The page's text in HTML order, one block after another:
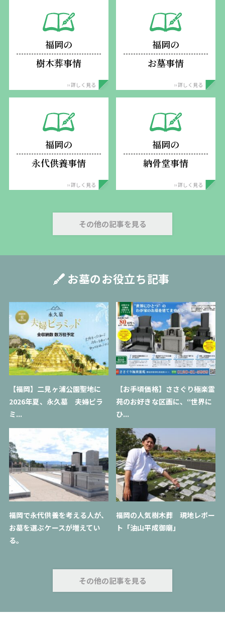
して生じる一切の損害について、弊社は、何ら責任を負うものではあ
りません。
第６条【契約解除】
１．弊社は、利用者が本規約に反する行為をした場合、即時にサービ
スを停止することができます。
第８条【管轄裁判所】
万が一裁判所での争いとなったときは、福岡地方裁判所を第一審の専
属管轄裁判所とします。
第９条【特例】
１．本規約に基づき、特別の規定が別途定められている場合がありま
す。
った場合は、各サービスの説明ページに記載してある規定を適用しま
に掲げる場合はこの限りではありません。
いの全部または一部を第三者に委託するまたは第三者と連携して行う
場合
2． 合併その他の事由による事業の承継に伴って個人情報が提供さ
れる場合
3． 国の機関もしくは地方公共団体またはその委託を受けた者が法
令の定める事務を遂行することに対して協力する必要がある場合であ
って、本サービス利用者の同意を得ることによって当該事務の遂行に
支障を及ぼすおそれがある場合
4． その他、個人情報保護法その他の法令で認められる場合
（附則）
本規約は、2014年1月1日より施行致します。
2014年1月1日制定
福岡の
樹木葬事情
›› 詳しく見る
福岡の
お墓事情
›› 詳しく見る
福岡の
永代供養事情
›› 詳しく見る
福岡の
納骨堂事情
›› 詳しく見る
その他の記事を見る
お墓のお役立ち記事
【福岡】二見ヶ浦公園聖地に
2026年夏、永久墓 夫婦ピラ
ミ...
【お手頃価格】ささぐり極楽霊
苑のお好きな区画に、“世界に
ひ...
福岡で永代供養を考える人が、
お墓を選ぶケースが増えてい
る。
福岡の人気樹木葬 現地レポー
ト「油山平成御廟」
その他の記事を見る